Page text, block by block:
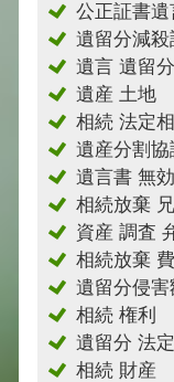
公正証書
遺留分減殺
遺言 遺留分
遺産 土地
相続 法定
遺産分割
遺言書 無効
相続放棄
資産 調査
相続放棄
遺留分侵
相続 権利
遺留分 法
相続 財産